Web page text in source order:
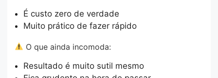
É custo zero de verdade
Muito prático de fazer rápido
O que ainda incomoda:
Resultado é muito sutil mesmo